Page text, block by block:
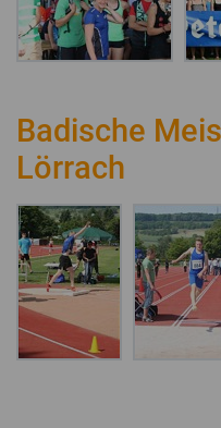
Badische
Lörrach